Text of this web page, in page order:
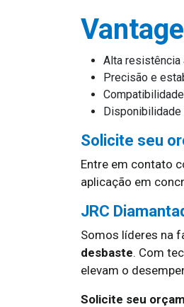
Alta
Precisão e
Solicite seu
Entre em contato
aplicação em
JRC
Somos líderes na
desbaste. Com
elevam o
Solicite seu